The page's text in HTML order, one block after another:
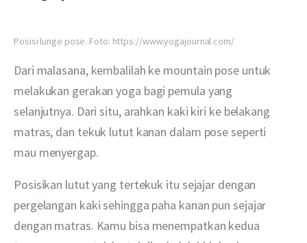
Posisi lunge pose. Foto: https://www.yogajournal.com/
Dari malasana, kembalilah ke mountain pose untuk
melakukan gerakan yoga bagi pemula yang
selanjutnya. Dari situ, arahkan kaki kiri ke belakang
matras, dan tekuk lutut kanan dalam pose seperti
mau menyergap.
Posisikan lutut yang tertekuk itu sejajar dengan
pergelangan kaki sehingga paha kanan pun sejajar
dengan matras. Kamu bisa menempatkan kedua